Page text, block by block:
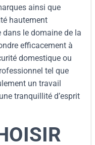
ainsi que
hautement
dans le domaine de la
efficacement à
domestique ou
tel que
un travail
tranquillité d’esprit